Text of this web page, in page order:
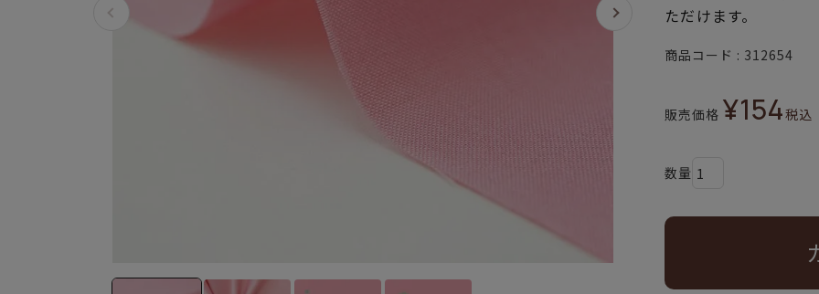
ただけます。
商品コード 312654
販売価格 ¥154税込